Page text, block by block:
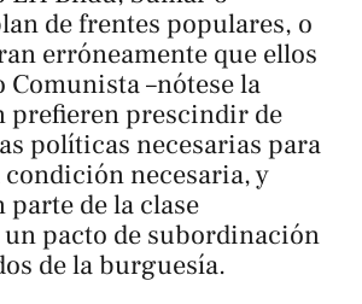
de frentes populares, o
erróneamente que ellos
Comunista –nótese la
prefieren prescindir de
políticas necesarias para
necesaria, y
parte de la clase
pacto de subordinación
de la burguesía.